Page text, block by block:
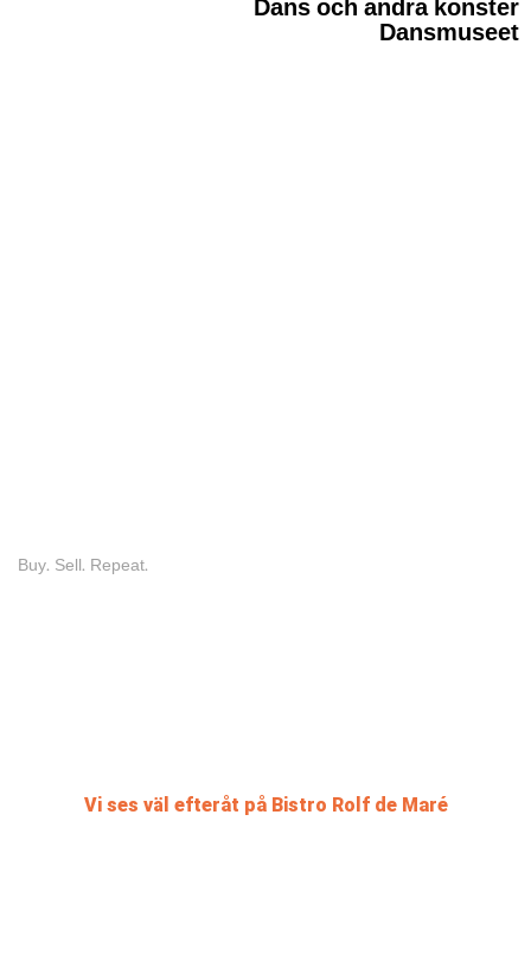
Dansmuseet
Buy. Sell. Repeat.
Vi ses väl efteråt på Bistro Rolf de Maré